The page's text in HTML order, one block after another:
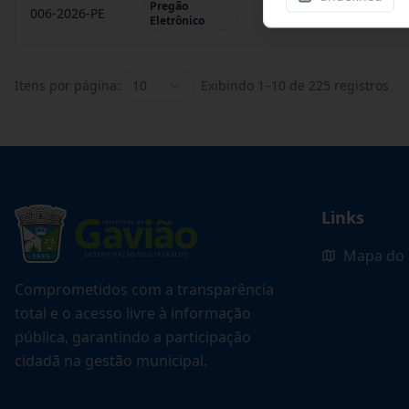
006-2026-PE
Pregão
Eletrônico
REGISTRO DE PREÇO
Itens por página: 10 Exibindo 1 –10 de 225 registros
Comprometidos com a transparência
total e o acesso livre à informação
pública, garantindo a participação
cidadã na gestão municipal.
Links
Mapa do